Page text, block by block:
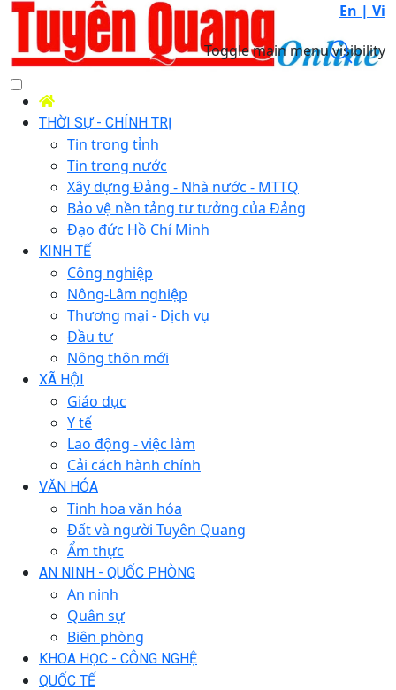
En | Vi
Toggle main menu visibility
THỜI SỰ - CHÍNH TRỊ
Tin trong tỉnh
Tin trong nước
Xây dựng Đảng - Nhà nước - MTTQ
Bảo vệ nền tảng tư tưởng của Đảng
Đạo đức Hồ Chí Minh
KINH TẾ
Công nghiệp
Nông-Lâm nghiệp
Thương mại - Dịch vụ
Đầu tư
Nông thôn mới
XÃ HỘI
Giáo dục
Y tế
Lao động - việc làm
Cải cách hành chính
VĂN HÓA
Tinh hoa văn hóa
Đất và người Tuyên Quang
Ẩm thực
AN NINH - QUỐC PHÒNG
An ninh
Quân sự
Biên phòng
KHOA HỌC - CÔNG NGHỆ
QUỐC TẾ